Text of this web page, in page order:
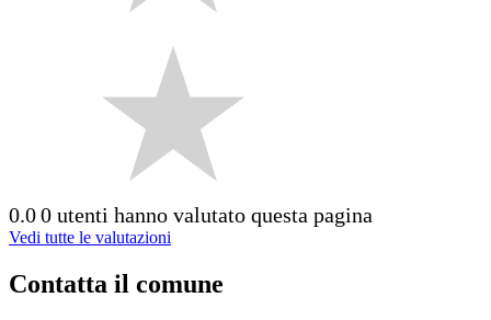
0.00 utenti hanno valutato questa pagina
Vedi tutte le valutazioni
Contatta il comune